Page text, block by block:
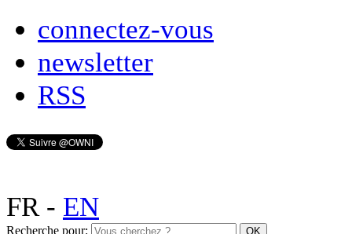
connectez-vous
newsletter
RSS
FR- EN
Recherche pour: